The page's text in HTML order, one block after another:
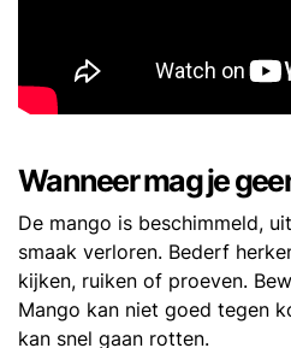
Wanneer mag je
De mango is beschimmeld,
smaak verloren. Bederf
kijken, ruiken of proeven.
Mango kan niet goed tegen
kan snel gaan rotten.